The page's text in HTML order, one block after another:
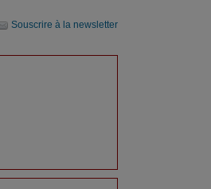
Souscrire à la newsletter